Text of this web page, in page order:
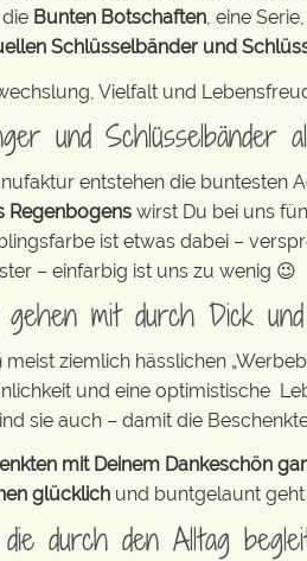
Bunten Botschaften, eine Serie,
Schlüsselbänder und
Vielfalt und
und
entstehen die buntesten
Regenbogens wirst Du bei uns
ist etwas dabei –
– einfarbig ist uns zu wenig 😉
mit durch Dick
meist ziemlich hässlichen
und eine optimistische
sie auch – damit die
mit Deinem Dankeschön
glücklich und buntgelaunt geht
durch den Alltag